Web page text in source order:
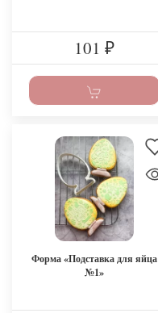
101 ₽
Форма «Подставка для яйца
№1»